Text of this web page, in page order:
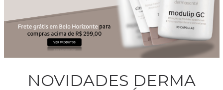
NOVIDADES DERMA